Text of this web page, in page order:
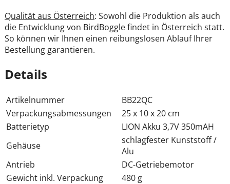
Qualität aus Österreich: Sowohl die Produktion als auch
die Entwicklung von BirdBoggle findet in Österreich statt.
So können wir Ihnen einen reibungslosen Ablauf Ihrer
Bestellung garantieren.
Details
Artikelnummer
BB22QC
Verpackungsabmessungen
25 x 10 x 20 cm
Batterietyp
LION Akku 3,7V 350mAH
Gehäuse
schlagfester Kunststoff /
Alu
Antrieb
DC-Getriebemotor
Gewicht inkl. Verpackung
480 g